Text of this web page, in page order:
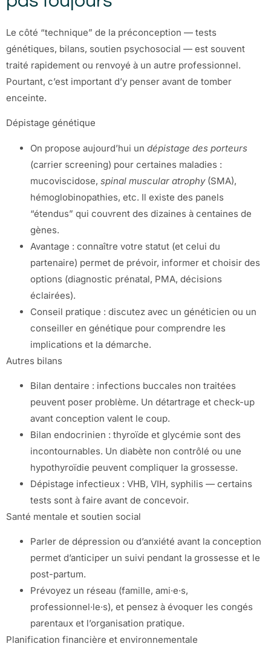
Le côté “technique” de la préconception — tests
génétiques, bilans, soutien psychosocial — est souvent
traité rapidement ou renvoyé à un autre professionnel.
Pourtant, c’est important d’y penser avant de tomber
enceinte.
Dépistage génétique
On propose aujourd’hui un dépistage des porteurs
(carrier screening) pour certaines maladies :
mucoviscidose, spinal muscular atrophy(SMA),
hémoglobinopathies, etc. Il existe des panels
“étendus” qui couvrent des dizaines à centaines de
gènes.
Avantage : connaître votre statut (et celui du
partenaire) permet de prévoir, informer et choisir des
options (diagnostic prénatal, PMA, décisions
éclairées).
Conseil pratique : discutez avec un généticien ou un
conseiller en génétique pour comprendre les
implications et la démarche.
Autres bilans
Bilan dentaire : infections buccales non traitées
peuvent poser problème. Un détartrage et check-up
avant conception valent le coup.
Bilan endocrinien : thyroïde et glycémie sont des
incontournables. Un diabète non contrôlé ou une
hypothyroïdie peuvent compliquer la grossesse.
Dépistage infectieux : VHB, VIH, syphilis — certains
tests sont à faire avant de concevoir.
Santé mentale et soutien social
Parler de dépression ou d’anxiété avant la conception
permet d’anticiper un suivi pendant la grossesse et le
post-partum.
Prévoyez un réseau (famille, ami·e·s,
professionnel·le·s), et pensez à évoquer les congés
parentaux et l’organisation pratique.
Planification financière et environnementale